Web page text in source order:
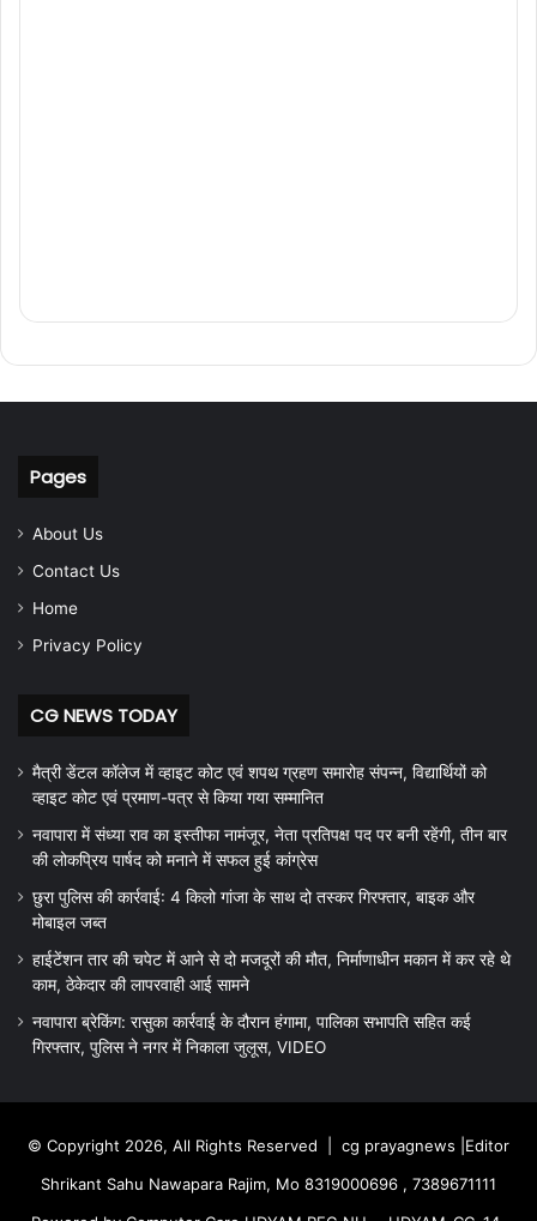
Pages
About Us
Contact Us
Home
Privacy Policy
CG NEWS TODAY
मैत्री डेंटल कॉलेज में व्हाइट कोट एवं शपथ ग्रहण समारोह संपन्न, विद्यार्थियों को
व्हाइट कोट एवं प्रमाण-पत्र से किया गया सम्मानित
नवापारा में संध्या राव का इस्तीफा नामंजूर, नेता प्रतिपक्ष पद पर बनी रहेंगी, तीन बार
की लोकप्रिय पार्षद को मनाने में सफल हुई कांग्रेस
छुरा पुलिस की कार्रवाई: 4 किलो गांजा के साथ दो तस्कर गिरफ्तार, बाइक और
मोबाइल जब्त
हाईटेंशन तार की चपेट में आने से दो मजदूरों की मौत, निर्माणाधीन मकान में कर रहे थे
काम, ठेकेदार की लापरवाही आई सामने
नवापारा ब्रेकिंग: रासुका कार्रवाई के दौरान हंगामा, पालिका सभापति सहित कई
गिरफ्तार, पुलिस ने नगर में निकाला जुलूस, VIDEO
© Copyright 2026, All Rights Reserved | cg prayagnews |Editor
Shrikant Sahu Nawapara Rajim, Mo 8319000696 , 7389671111